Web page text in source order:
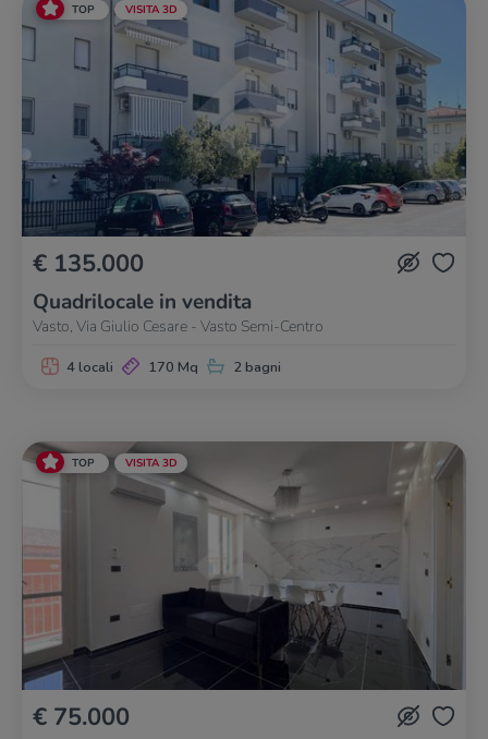
TOP VISITA 3D
€ 135.000
Quadrilocale in vendita
Vasto, Via Giulio Cesare - Vasto Semi-Centro
4 locali 170 Mq 2 bagni
TOP VISITA 3D
€ 75.000